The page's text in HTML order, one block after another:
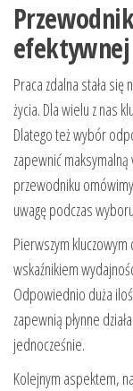
efektywnej
Praca zdalna stała
życia. Dla wielu z nas
Dlatego też wybór
zapewnić
przewodniku
uwagę podczas
Pierwszym
wskaźnikiem
Odpowiednio duża
zapewnią płynne
jednocześnie.
Kolejnym aspektem,